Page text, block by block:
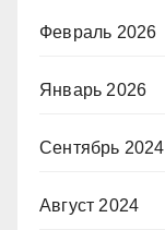
Февраль 2026
Январь 2026
Сентябрь 2024
Август 2024